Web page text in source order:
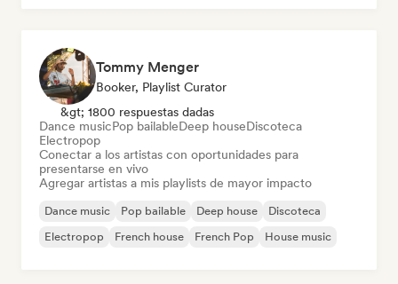
Tommy Menger
Booker, Playlist Curator
&gt; 1800 respuestas dadas
Dance musicPop bailableDeep houseDiscoteca
Electropop
Conectar a los artistas con oportunidades para
presentarse en vivo
Agregar artistas a mis playlists de mayor impacto
Dance music Pop bailable Deep house
Discoteca
Electropop
French house French Pop House music